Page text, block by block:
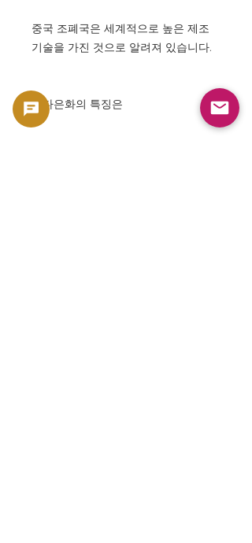
중국 조폐국은 세계적으로 높은 제조
기술을 가진 것으로 알려져 있습니다.
판다은화의 특징은